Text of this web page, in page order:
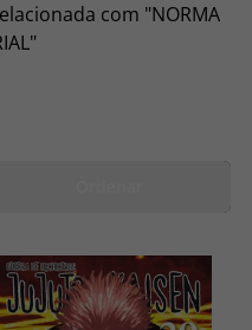
com "NORMA